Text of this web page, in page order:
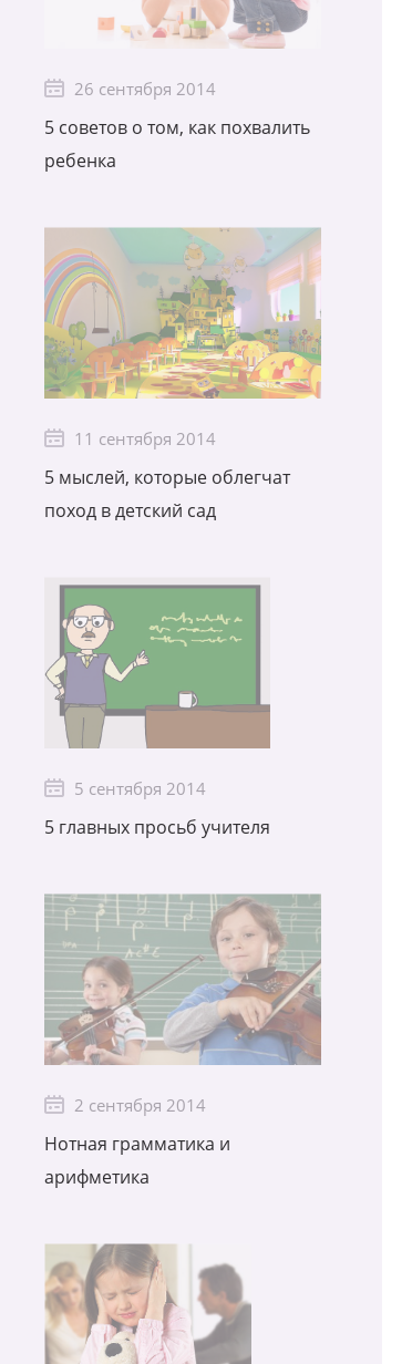
26 сентября 2014
5 советов о том, как похвалить
ребенка
11 сентября 2014
5 мыслей, которые облегчат
поход в детский сад
5 сентября 2014
5 главных просьб учителя
2 сентября 2014
Нотная грамматика и
арифметика